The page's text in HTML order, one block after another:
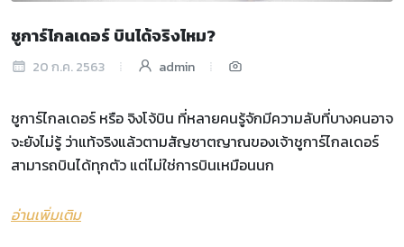
ชูการ์ไกลเดอร์ บินได้จริงไหม?
20 ก.ค. 2563 admin
ชูการ์ไกลเดอร์ หรือ จิงโจ้บิน ที่หลายคนรู้จักมีความลับที่บางคนอาจ
จะยังไม่รู้ ว่าแท้จริงแล้วตามสัญชาตญาณของเจ้าชูการ์ไกลเดอร์
สามารถบินได้ทุกตัว แต่ไม่ใช่การบินเหมือนนก
อ่านเพิ่มเติม